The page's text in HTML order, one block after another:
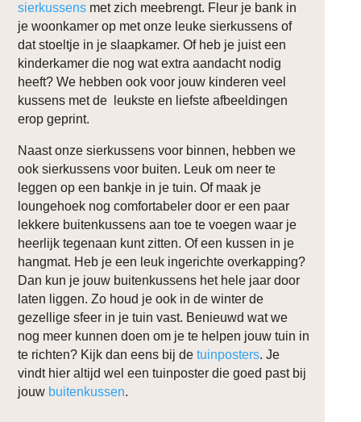
sierkussens met zich meebrengt. Fleur je bank in
je woonkamer op met onze leuke sierkussens of
dat stoeltje in je slaapkamer. Of heb je juist een
kinderkamer die nog wat extra aandacht nodig
heeft? We hebben ook voor jouw kinderen veel
kussens met de leukste en liefste afbeeldingen
erop geprint.
Naast onze sierkussens voor binnen, hebben we
ook sierkussens voor buiten. Leuk om neer te
leggen op een bankje in je tuin. Of maak je
loungehoek nog comfortabeler door er een paar
lekkere buitenkussens aan toe te voegen waar je
heerlijk tegenaan kunt zitten. Of een kussen in je
hangmat. Heb je een leuk ingerichte overkapping?
Dan kun je jouw buitenkussens het hele jaar door
laten liggen. Zo houd je ook in de winter de
gezellige sfeer in je tuin vast. Benieuwd wat we
nog meer kunnen doen om je te helpen jouw tuin in
te richten? Kijk dan eens bij detuinposters. Je
vindt hier altijd wel een tuinposter die goed past bij
jouw buitenkussen.